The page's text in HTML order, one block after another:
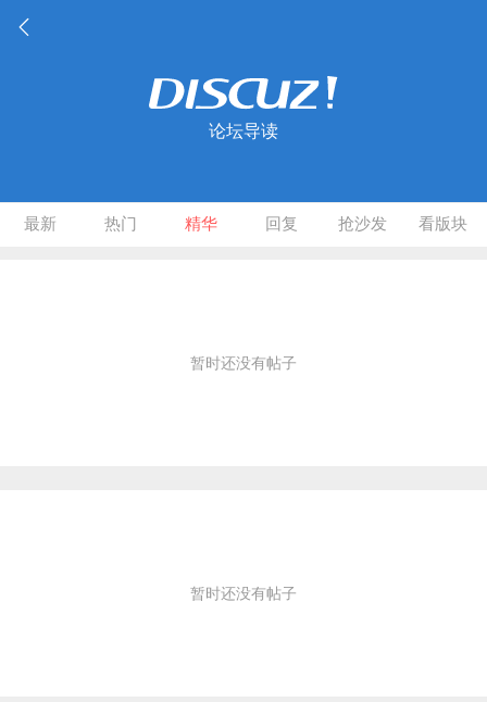
论坛导读
最新 热门 精华 回复 抢沙发 看版块
暂时还没有帖子
暂时还没有帖子